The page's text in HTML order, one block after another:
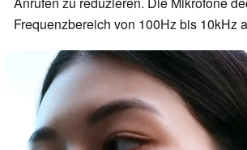
Frequenzbereich von 100Hz bis 10kHz